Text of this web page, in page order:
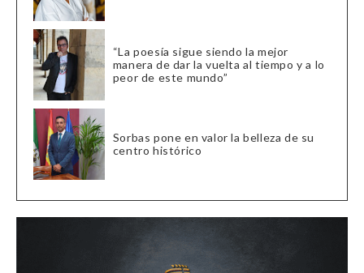
“La poesía sigue siendo la mejor
manera de dar la vuelta al tiempo y a lo
peor de este mundo”
Sorbas pone en valor la belleza de su
centro histórico